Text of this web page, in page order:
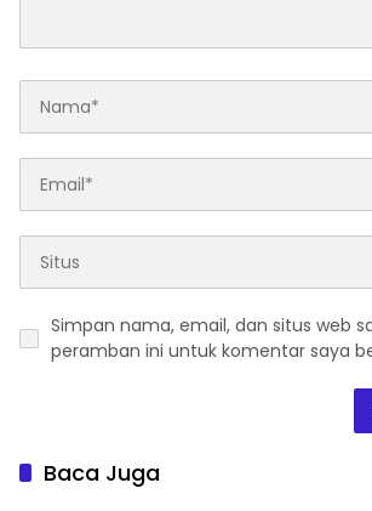
Simpan nama, email, dan situs web
peramban ini untuk komentar saya
Baca Juga